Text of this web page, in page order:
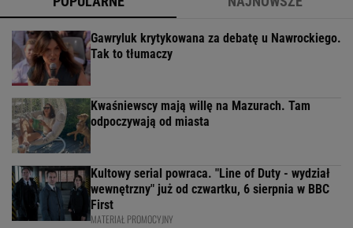
Gawryluk krytykowana za debatę u Nawrockiego.
Tak to tłumaczy
Kwaśniewscy mają willę na Mazurach. Tam
odpoczywają od miasta
Kultowy serial powraca. "Line of Duty - wydział
wewnętrzny" już od czwartku, 6 sierpnia w BBC
First
MATERIAŁ PROMOCYJNY